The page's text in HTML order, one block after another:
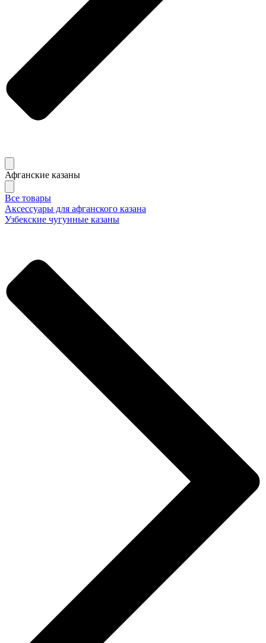
Афганские казаны
Все товары
Аксессуары для афганского казана
Узбекские чугунные казаны